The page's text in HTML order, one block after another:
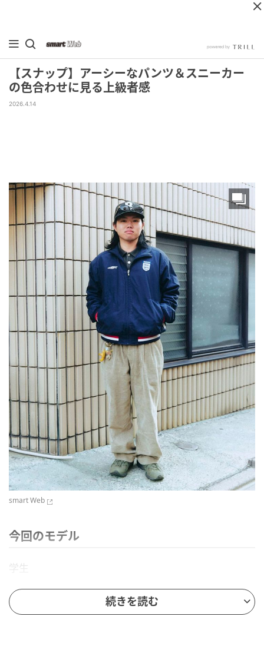
【スナップ】アーシーなパンツ＆スニーカー
の色合わせに見る上級者感
2026.4.14
smart Web
今回のモデル
学生
Yushi Nagahamaさん（23歳）
続きを読む